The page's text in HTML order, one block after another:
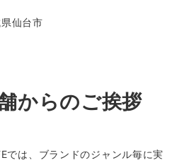
仙台市
からのご挨拶
では、ブランドのジャンル毎に実